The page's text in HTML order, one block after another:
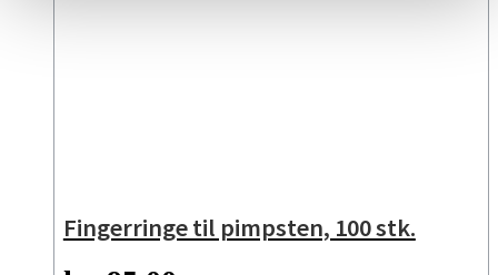
Fingerringe til pimpsten, 100 stk.